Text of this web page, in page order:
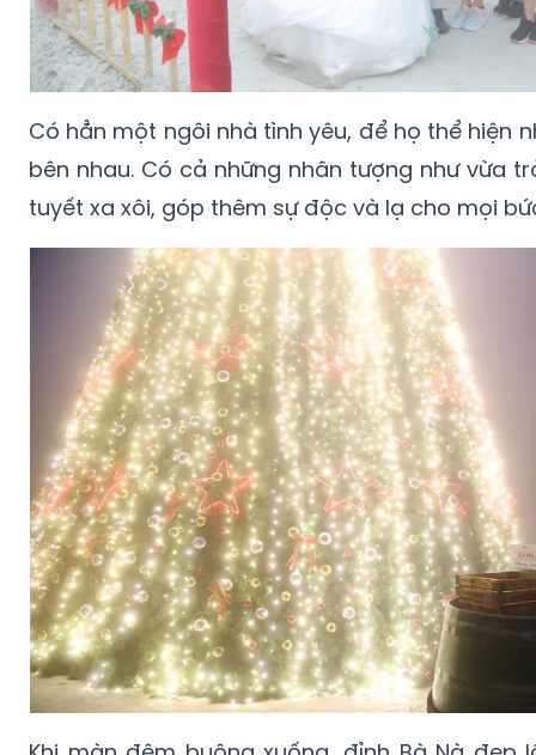
Có hẳn một ngôi nhà tình yêu, để họ thể hiện
bên nhau. Có cả những nhân tượng như vừa
tuyết xa xôi, góp thêm sự độc và lạ cho mọi